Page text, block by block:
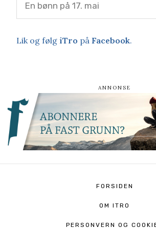
En bønn på 17. mai
Lik og følg iTro på Facebook.
FORSIDEN
OM ITRO
PERSONVERN OG